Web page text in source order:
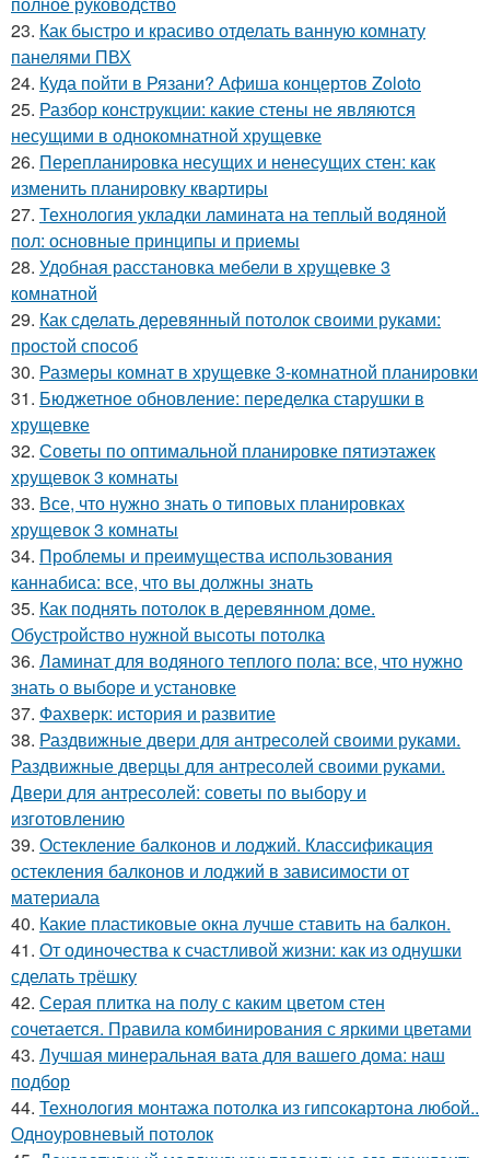
23. Как быстро и красиво отделать ванную комнату
панелями ПВХ
24. Куда пойти в Рязани? Афиша концертов Zoloto
25. Разбор конструкции: какие стены не являются
несущими в однокомнатной хрущевке
26. Перепланировка несущих и ненесущих стен: как
изменить планировку квартиры
27. Технология укладки ламината на теплый водяной
пол: основные принципы и приемы
28. Удобная расстановка мебели в хрущевке 3
комнатной
29. Как сделать деревянный потолок своими руками:
простой способ
30. Размеры комнат в хрущевке 3-комнатной планировки
31. Бюджетное обновление: переделка старушки в
хрущевке
32. Советы по оптимальной планировке пятиэтажек
хрущевок 3 комнаты
33. Все, что нужно знать о типовых планировках
хрущевок 3 комнаты
34. Проблемы и преимущества использования
каннабиса: все, что вы должны знать
35. Как поднять потолок в деревянном доме.
Обустройство нужной высоты потолка
36. Ламинат для водяного теплого пола: все, что нужно
знать о выборе и установке
37. Фахверк: история и развитие
38. Раздвижные двери для антресолей своими руками.
Раздвижные дверцы для антресолей своими руками.
Двери для антресолей: советы по выбору и
изготовлению
39. Остекление балконов и лоджий. Классификация
остекления балконов и лоджий в зависимости от
материала
40. Какие пластиковые окна лучше ставить на балкон.
41. От одиночества к счастливой жизни: как из однушки
сделать трёшку
42. Серая плитка на полу с каким цветом стен
сочетается. Правила комбинирования с яркими цветами
43. Лучшая минеральная вата для вашего дома: наш
подбор
44. Технология монтажа потолка из гипсокартона любой..
Одноуровневый потолок